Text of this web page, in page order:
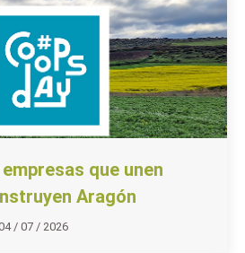
que unen
Aragón
/ 07 / 2026